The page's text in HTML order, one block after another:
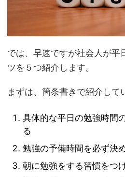
では、早速ですが社会人が平
ツを５つ紹介します。
まずは、箇条書きで紹介して
具体的な平日の勉強時間
る
勉強の予備時間を必ず決
朝に勉強をする習慣をつ